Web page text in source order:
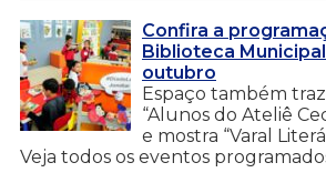
Confira a
Biblioteca
outubro
Espaço também
“Alunos do Ateliê
e mostra “Varal
Veja todos os eventos